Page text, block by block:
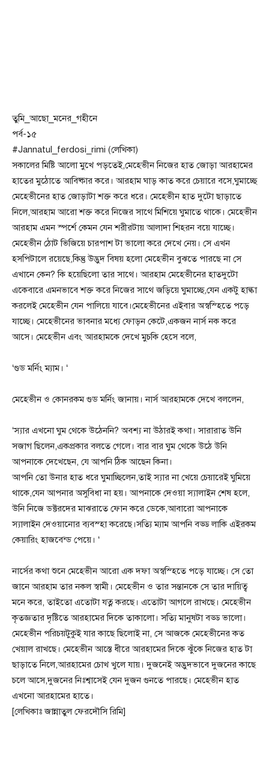
তুমি_আছো_মনের_গহীনে
পর্ব-১৫
#Jannatul_ferdosi_rimi (লেখিকা)
সকালের মিষ্টি আলো মুখে পড়তেই,মেহেভীন নিজের হাত জোড়া আরহামের
হাতের মুঠোতে আবিষ্কার করে। আরহাম ঘাড় কাত করে চেয়ারে বসে,ঘুমাচ্ছে
মেহেভীনের হাত জোড়াটা শক্ত করে ধরে। মেহেভীন হাত দুটো ছাড়াতে
নিলে,আরহাম আরো শক্ত করে নিজের সাথে মিশিয়ে ঘুমাতে থাকে। মেহেভীন
আরহাম এমন স্পর্শে কেমন যেন শরীরটায় আলাদা শিহরন বয়ে যাচ্ছে।
মেহেভীন ঠোট ভিজিয়ে চারপাশ টা ভালো করে দেখে নেয়। সে এখন
হসপিটালে রয়েছে,কিন্তু উদ্ভুদ বিষয় হলো মেহেভীন বুঝতে পারছে না সে
এখানে কেন? কি হয়েছিলো তার সাথে। আরহাম মেহেভীনের হাতদুটো
একেবারে এমনভাবে শক্ত করে নিজের সাথে জড়িয়ে ঘুমাচ্ছে,যেন একটু হাল্কা
করলেই মেহেভীন যেন পালিয়ে যাবে।মেহেভীনের এইবার অস্বস্হিতে পড়ে
যাচ্ছে। মেহেভীনের ভাবনার মধ্যে ফোড়ন কেটে,একজন নার্স নক করে
আসে। মেহেভীন এবং আরহামকে দেখে মুচকি হেসে বলে,
‘গুড মর্নিং ম্যাম। ‘
মেহেভীন ও কোনরকম গুড মর্নিং জানায়। নার্স আরহামকে দেখে বললেন,
‘স্যার এখনো ঘুম থেকে উঠেননি? অবশ্য না উঠারই কথা। সারারাত উনি
সজাগ ছিলেন,একপ্রকার বলতে গেলে। বার বার ঘুম থেকে উঠে উনি
আপনাকে দেখেছেন, যে আপনি ঠিক আছেন কিনা।
আপনি তো উনার হাত ধরে ঘুমাচ্ছিলেন,তাই স্যার না খেয়ে চেয়ারেই ঘুমিয়ে
থাকে,যেন আপনার অসুবিধা না হয়। আপনাকে দেওয়া স্যালাইন শেষ হলে,
উনি নিজে ডক্টরদের মাঝরাতে ফোন করে ডেকে,আবারো আপনাকে
স্যালাইন দেওয়ানোর ব্যবস্হা করেছে।সত্যি ম্যাম আপনি বড্ড লাকি এইরকম
কেয়ারিং হাজবেন্ড পেয়ে। ‘
নার্সের কথা শুনে মেহেভীন আরো এক দফা অস্বস্হিতে পড়ে যাচ্ছে। সে তো
জানে আরহাম তার নকল স্বামী। মেহেভীন ও তার সন্তানকে সে তার দায়িত্ব
মনে করে, তাইতো এতোটা যত্ন করছে। এতোটা আগলে রাখছে। মেহেভীন
কৃতজ্ঞতার দৃষ্টিতে আরহামের দিকে তাকালো। সত্যি মানুষটা বড্ড ভালো।
মেহেভীন পরিচয়টুকুই যার কাছে ছিলোই না, সে আজকে মেহেভীনের কত
খেয়াল রাখছে। মেহেভীন আস্তে ধীরে আরহামের দিকে ঝুঁকে নিজের হাত টা
ছাড়াতে নিলে,আরহামের চোখ খুলে যায়। দুজনেই অদ্ভুদভাবে দুজনের কাছে
চলে আসে,দুজনের নিঃশ্বাসেই যেন দুজন গুনতে পারছে। মেহেভীন হাত
এখনো আরহামের হাতে।
[লেখিকাঃ জান্নাতুল ফেরদৌসি রিমি]